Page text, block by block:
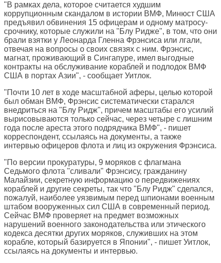
"В рамках дела, которое считается худшим
коррупционным скандалом в истории ВМФ, Минюст США
предъявил обвинения 15 офицерам и одному матросу-
срочнику, которые служили на "Блу Ридже", в том, что они
брали взятки у Леонарда Гленна Фрэнсиса или лгали,
отвечая на вопросы о своих связях с ним. Фрэнсис,
магнат, проживающий в Сингапуре, имел выгодные
контракты на обслуживание кораблей и подлодок ВМФ
США в портах Азии", - сообщает Уитлок.
"Почти 10 лет в ходе масштабной аферы, целью которой
был обман ВМФ, Фрэнсис систематически старался
внедриться на "Блу Ридж", причем масштабы его усилий
вырисовываются только сейчас, через четыре с лишним
года после ареста этого подрядчика ВМФ", - пишет
корреспондент, ссылаясь на документы, а также
интервью офицеров флота и лиц из окружения Фрэнсиса.
"По версии прокуратуры, 9 моряков с флагмана
Седьмого флота "сливали" Фрэнсису, гражданину
Малайзии, секретную информацию о передвижениях
кораблей и другие секреты, так что "Блу Ридж" сделался,
пожалуй, наиболее уязвимым перед шпионами военным
штабом вооруженных сил США в современный период.
Сейчас ВМФ проверяет на предмет возможных
нарушений военного законодательства или этического
кодекса десятки других моряков, служивших на этом
корабле, который базируется в Японии", - пишет Уитлок,
ссылаясь на документы и интервью.